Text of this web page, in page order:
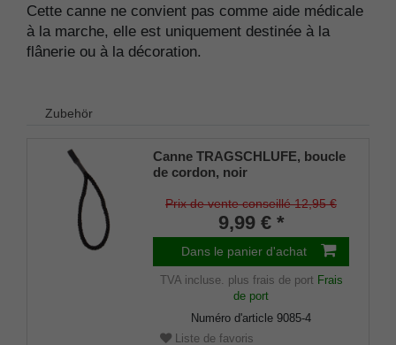
Cette canne ne convient pas comme aide médicale
à la marche, elle est uniquement destinée à la
flânerie ou à la décoration.
Zubehör
Canne TRAGSCHLUFE, boucle
de cordon, noir
Prix de vente conseillé 12,95 €
9,99 € *
Dans le panier d'achat
TVA incluse. plus frais de port Frais
de port
Numéro d'article 9085-4
Liste de favoris